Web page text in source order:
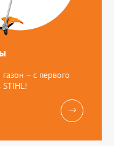
– с первого